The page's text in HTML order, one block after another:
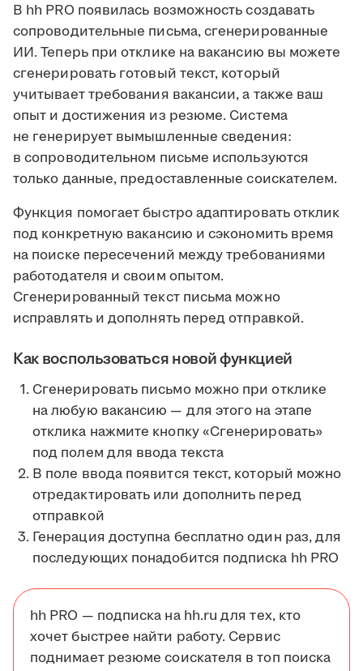
В hh PRO появилась возможность создавать
сопроводительные письма, сгенерированные
ИИ. Теперь при отклике на вакансию вы можете
сгенерировать готовый текст, который
учитывает требования вакансии, а также ваш
опыт и достижения из резюме. Система
не генерирует вымышленные сведения:
в сопроводительном письме используются
только данные, предоставленные соискателем.
Функция помогает быстро адаптировать отклик
под конкретную вакансию и сэкономить время
на поиске пересечений между требованиями
работодателя и своим опытом.
Сгенерированный текст письма можно
исправлять и дополнять перед отправкой.
Как воспользоваться новой функцией
Сгенерировать письмо можно при отклике
на любую вакансию — для этого на этапе
отклика нажмите кнопку «Сгенерировать»
под полем для ввода текста
В поле ввода появится текст, который можно
отредактировать или дополнить перед
отправкой
Генерация доступна бесплатно один раз, для
последующих понадобится подписка hh PRO
hh PRO — подписка на hh.ru для тех, кто
хочет быстрее найти работу. Сервис
поднимает резюме соискателя в топ поиска